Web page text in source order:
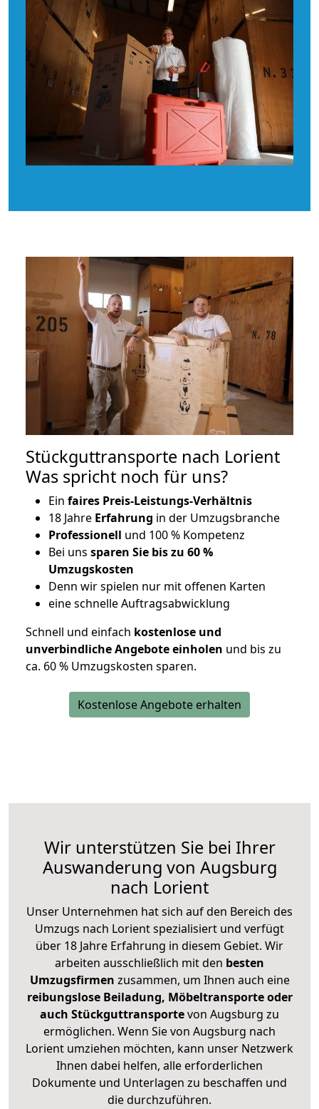
Stückguttransporte nach Lorient
Was spricht noch für uns?
Ein faires Preis-Leistungs-Verhältnis
18 Jahre Erfahrung in der Umzugsbranche
Professionell und 100 % Kompetenz
Bei uns sparen Sie bis zu 60 %
Umzugskosten
Denn wir spielen nur mit offenen Karten
eine schnelle Auftragsabwicklung
Schnell und einfach kostenlose und
unverbindliche Angebote einholen und bis zu
ca. 60 % Umzugskosten sparen.
Kostenlose Angebote erhalten
Wir unterstützen Sie bei Ihrer
Auswanderung von Augsburg
nach Lorient
Unser Unternehmen hat sich auf den Bereich des
Umzugs nach Lorient spezialisiert und verfügt
über 18 Jahre Erfahrung in diesem Gebiet. Wir
arbeiten ausschließlich mit den besten
Umzugsfirmen zusammen, um Ihnen auch eine
reibungslose Beiladung, Möbeltransporte oder
auch Stückguttransportevon Augsburg zu
ermöglichen. Wenn Sie von Augsburg nach
Lorient umziehen möchten, kann unser Netzwerk
Ihnen dabei helfen, alle erforderlichen
Dokumente und Unterlagen zu beschaffen und
die durchzuführen.